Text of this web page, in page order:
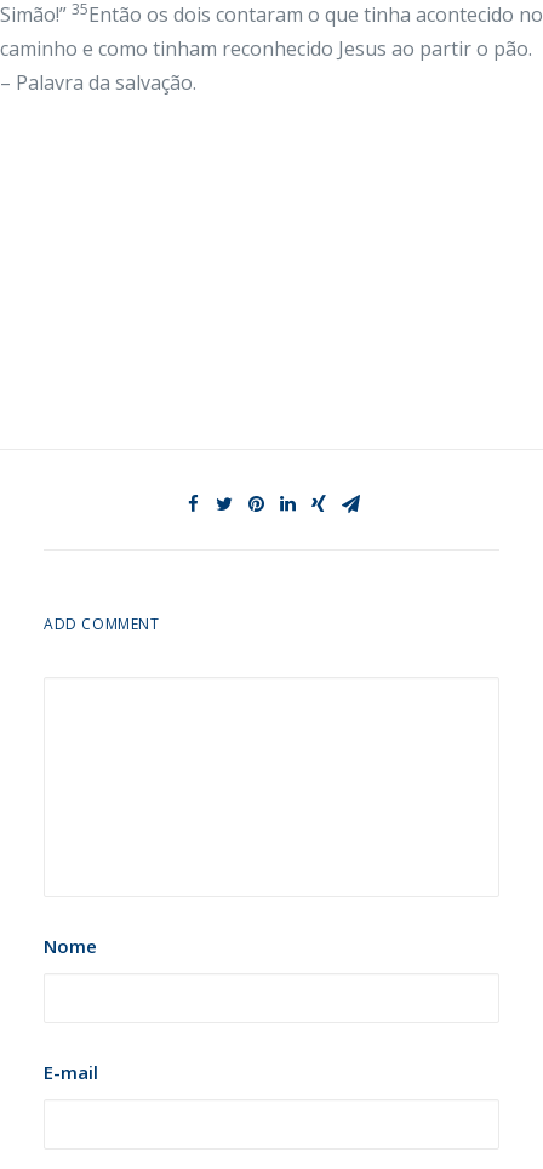
Simão!” 35Então os dois contaram o que tinha acontecido no
caminho e como tinham reconhecido Jesus ao partir o pão.
– Palavra da salvação.
ADD COMMENT
Nome
E-mail